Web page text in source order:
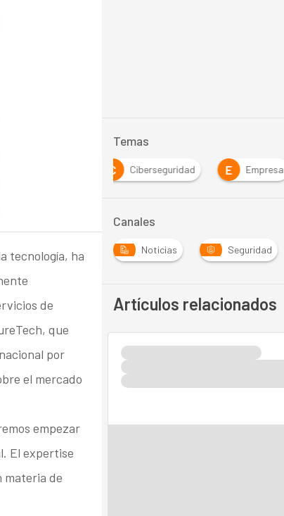
tecnología, ha
de
que
por
el mercado
empezar
El expertise
materia de
Temas
C
Ciberseguridad E Empresa
Canales
Noticias Seguridad
Artículos relacionados